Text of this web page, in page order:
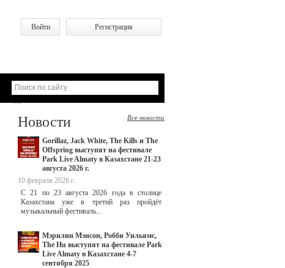
Войти
Регистрация
Новости Все новости
Gorillaz, Jack White, The Kills и The
Offspring выступят на фестивале
Park Live Almaty в Казахстане 21-23
августа 2026 г.
10 февраля 2026 г.
С 21 по 23 августа 2026 года в столице
Казахстана уже в третий раз пройдёт
музыкальный фестиваль...
Мэрилин Мэнсон, Робби Уильямс,
The Hu выступят на фестивале Park
Live Almaty в Казахстане 4-7
сентября 2025